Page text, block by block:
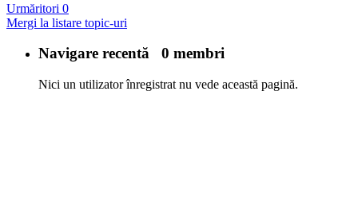
Urmăritori 0
Mergi la listare topic-uri
Navigare recentă 0 membri
Nici un utilizator înregistrat nu vede această pagină.